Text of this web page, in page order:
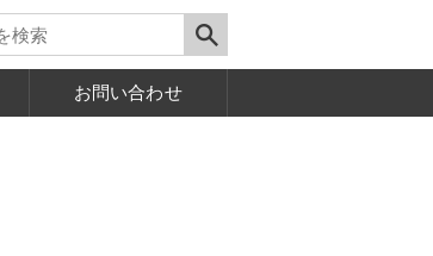
お問い合わせ